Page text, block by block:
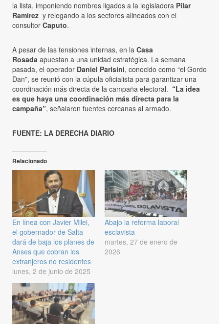
la lista, imponiendo nombres ligados a la legisladora Pilar
Ramírez y relegando a los sectores alineados con el
consultor Caputo.
A pesar de las tensiones internas, en la Casa
Rosada apuestan a una unidad estratégica. La semana
pasada, el operador Daniel Parisini, conocido como “el Gordo
Dan”, se reunió con la cúpula oficialista para garantizar una
coordinación más directa de la campaña electoral. “La idea
es que haya una coordinación más directa para la
campaña”, señalaron fuentes cercanas al armado.
FUENTE: LA DERECHA DIARIO
Relacionado
En línea con Javier Milei,
el gobernador de Salta
dará de baja los planes de
Anses que cobran los
extranjeros no residentes
lunes, 2 de junio de 2025
Abajo la reforma laboral
esclavista
martes, 27 de enero de
2026